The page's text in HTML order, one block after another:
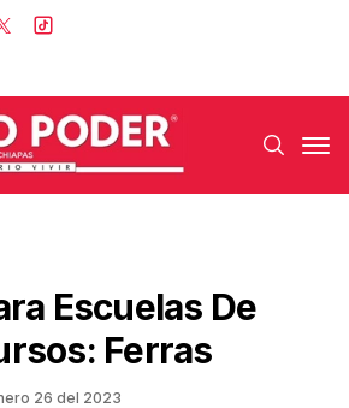
Escuelas De
Ferras
26 del 2023